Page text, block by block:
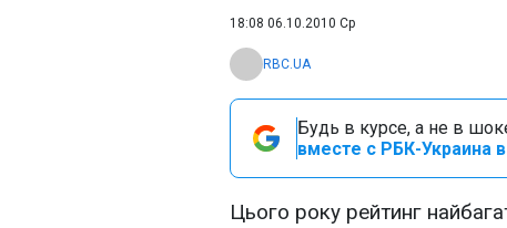
18:08 06.10.2010 Ср
RBC.UA
Будь в курсе, а не в
вместе с РБК-Украина
Цього року рейтинг